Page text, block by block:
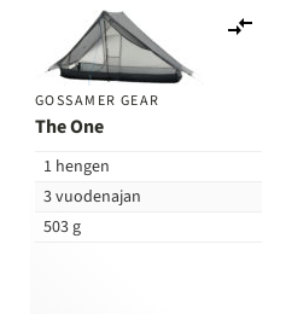
vertailuun
GOSSAMER GEAR
The One
1 hengen
3 vuodenajan
503 g